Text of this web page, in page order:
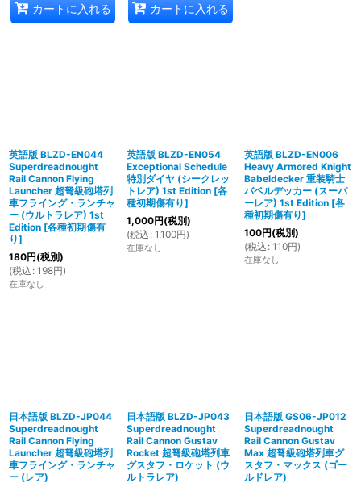
カートに入れる カートに入れる
英語版 BLZD-EN044
Superdreadnought
Rail Cannon Flying
Launcher 超弩級砲塔列
車フライング・ランチャ
ー (ウルトラレア) 1st
Edition [各種初期傷有
り]
180円(税別)
(税込 : 198円)
在庫なし
英語版 BLZD-EN054
Exceptional Schedule
特別ダイヤ (シークレッ
トレア) 1st Edition [各
種初期傷有り]
1,000円(税別)
(税込 : 1,100円)
在庫なし
英語版 BLZD-EN006
Heavy Armored Knight
Babeldecker 重装騎士
バベルデッカー (スーパ
ーレア) 1st Edition [各
種初期傷有り]
100円(税別)
(税込 : 110円)
在庫なし
日本語版 BLZD-JP044
Superdreadnought
Rail Cannon Flying
Launcher 超弩級砲塔列
車フライング・ランチャ
ー (レア)
日本語版 BLZD-JP043
Superdreadnought
Rail Cannon Gustav
Rocket 超弩級砲塔列車
グスタフ・ロケット (ウ
ルトラレア)
日本語版 GS06-JP012
Superdreadnought
Rail Cannon Gustav
Max 超弩級砲塔列車グ
スタフ・マックス (ゴー
ルドレア)